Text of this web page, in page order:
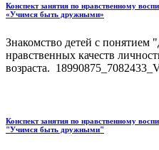
Конспект занятия по нравственному
«Учимся быть дружными»
Знакомство детей с
нравственных качеств
возраста.
Конспект занятия по нравственному
"Учимся быть дружными"